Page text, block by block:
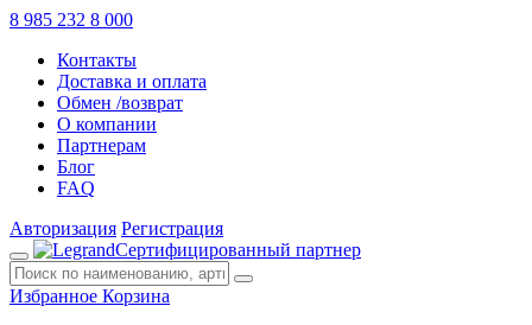
8 985 232 8 000
Контакты
Доставка и оплата
Обмен /возврат
О компании
Партнерам
Блог
FAQ
Авторизация Регистрация
Сертифицированный партнер
Избранное Корзина